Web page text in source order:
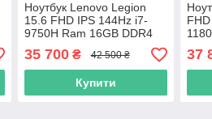
Ноутбук Lenovo Legion
15.6 FHD IPS 144Hz i7-
9750H Ram 16GB DDR4
SSD 512GB NVIDIA RTX
2060 6GB
35 700₴ 42 500 ₴
Купити
37